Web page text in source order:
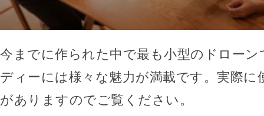
今までに作られた中で最も小型のドロー
ディーには様々な魅力が満載です。実際に
がありますのでご覧ください。